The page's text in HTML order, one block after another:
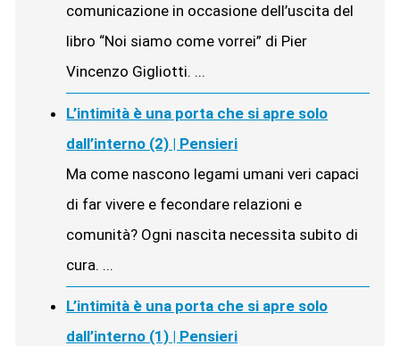
comunicazione in occasione dell’uscita del
libro “Noi siamo come vorrei” di Pier
Vincenzo Gigliotti. ...
L’intimità è una porta che si apre solo
dall’interno (2) | Pensieri
Ma come nascono legami umani veri capaci
di far vivere e fecondare relazioni e
comunità? Ogni nascita necessita subito di
cura. ...
L’intimità è una porta che si apre solo
dall’interno (1) | Pensieri